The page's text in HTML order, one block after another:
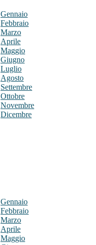
Gennaio
Febbraio
Marzo
Aprile
Maggio
Giugno
Luglio
Agosto
Settembre
Ottobre
Novembre
Dicembre
Gennaio
Febbraio
Marzo
Aprile
Maggio